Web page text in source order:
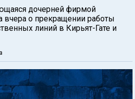
дочерней фирмой
вчера о прекращении работы
линий в Кирьят-Гате и